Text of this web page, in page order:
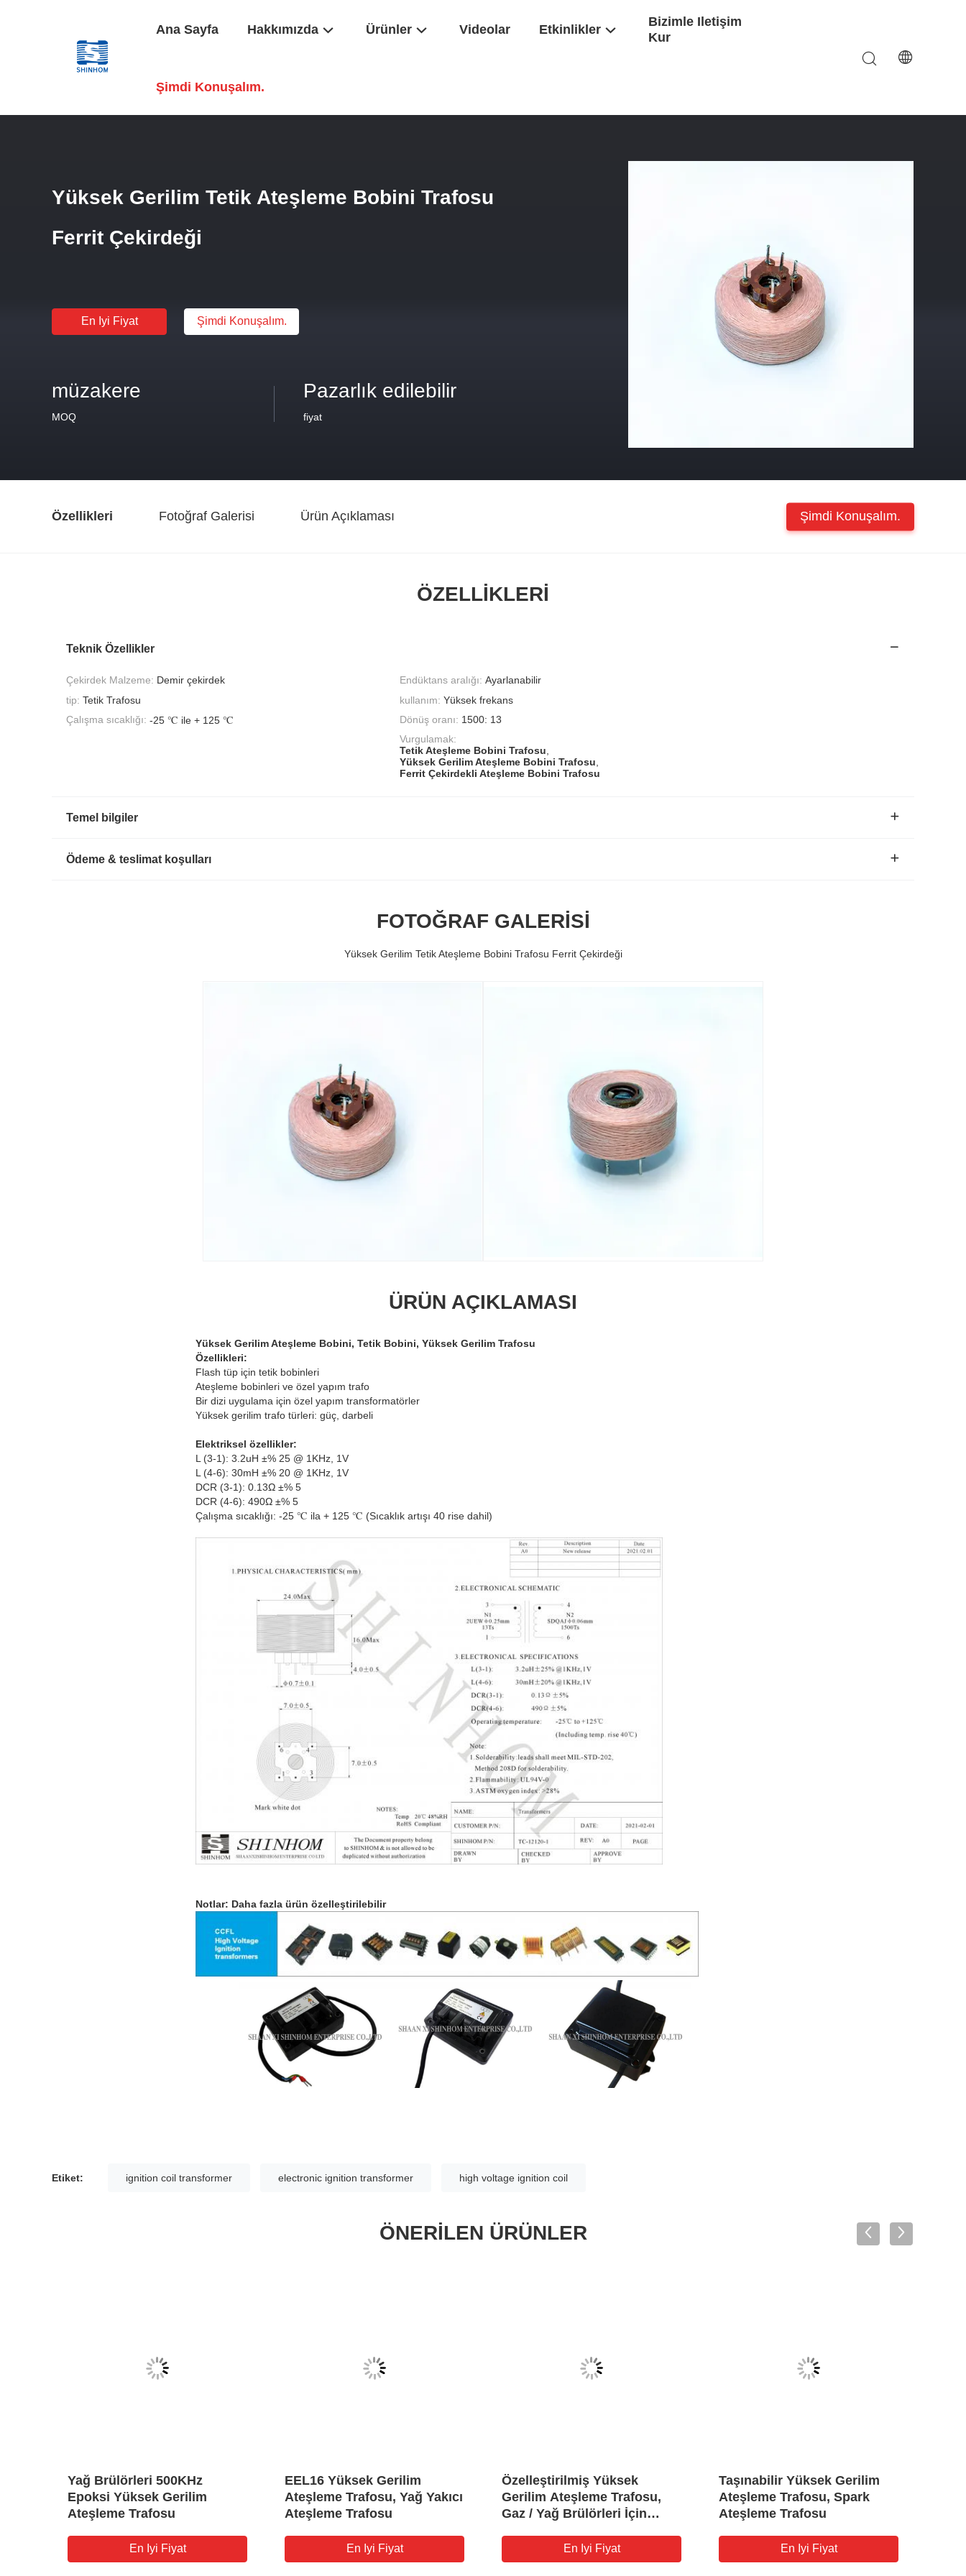
Ana Sayfa Hakkımızda Ürünler Videolar Etkinlikler
Bizimle Iletişim
Kur
Şimdi Konuşalım.
Yüksek Gerilim Tetik Ateşleme Bobini Trafosu
Ferrit Çekirdeği
En Iyi Fiyat Şimdi Konuşalım.
müzakere
MOQ
Pazarlık edilebilir
fiyat
Özellikleri Fotoğraf Galerisi Ürün Açıklaması Şimdi Konuşalım.
ÖZELLIKLERI
Teknik Özellikler
Çekirdek Malzeme: Demir çekirdek Endüktans aralığı: Ayarlanabilir
tip: Tetik Trafosu kullanım: Yüksek frekans
Çalışma sıcaklığı: -25 ℃ ile + 125 ℃ Dönüş oranı: 1500: 13
Vurgulamak:
Tetik Ateşleme Bobini Trafosu
Yüksek Gerilim Ateşleme Bobini Trafosu
Ferrit Çekirdekli Ateşleme Bobini Trafosu
Temel bilgiler
Ödeme & teslimat koşulları
FOTOĞRAF GALERISI
Yüksek Gerilim Tetik Ateşleme Bobini Trafosu Ferrit Çekirdeği
ÜRÜN AÇIKLAMASI
Yüksek Gerilim Ateşleme Bobini, Tetik Bobini, Yüksek Gerilim Trafosu
Özellikleri:
Flash tüp için tetik bobinleri
Ateşleme bobinleri ve özel yapım trafo
Bir dizi uygulama için özel yapım transformatörler
Yüksek gerilim trafo türleri: güç, darbeli
Elektriksel özellikler:
L (3-1): 3.2uH ±% 25 @ 1KHz, 1V
L (4-6): 30mH ±% 20 @ 1KHz, 1V
DCR (3-1): 0.13Ω ±% 5
DCR (4-6): 490Ω ±% 5
Çalışma sıcaklığı: -25 ℃ ila + 125 ℃ (Sıcaklık artışı 40 rise dahil)
Notlar: Daha fazla ürün özelleştirilebilir
Etiket: ignition coil transformer electronic ignition transformer high voltage ignition coil
ÖNERILEN ÜRÜNLER
Yağ Brülörleri 500KHz
Epoksi Yüksek Gerilim
Ateşleme Trafosu
En Iyi Fiyat
EEL16 Yüksek Gerilim
Ateşleme Trafosu, Yağ Yakıcı
Ateşleme Trafosu
En Iyi Fiyat
Özelleştirilmiş Yüksek
Gerilim Ateşleme Trafosu,
Gaz / Yağ Brülörleri İçin
Transformatörleri
En Iyi Fiyat
Taşınabilir Yüksek Gerilim
Ateşleme Trafosu, Spark
Ateşleme Trafosu
En Iyi Fiyat